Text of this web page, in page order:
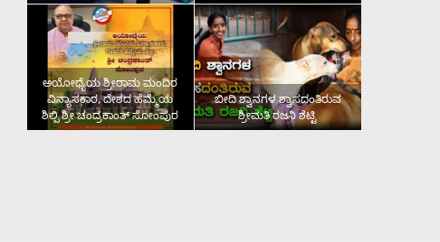
ಅಯೋಧ್ಯೆಯ ಶ್ರೀರಾಮ ಮಂದಿರ
ವಿನ್ಯಾಸಕಾರ, ದೇಶದ ಹೆಮ್ಮೆಯ
ಶಿಲ್ಪಿ ಶ್ರೀ ಚಂದ್ರಕಾಂತ್‌ ಸೋಂಪುರ
ಬೀದಿ ಶ್ವಾನಗಳ ಶ್ವಾಸದಂತಿರುವ
ಶ್ರೀಮತಿ ರಜನಿ ಶೆಟ್ಟಿ